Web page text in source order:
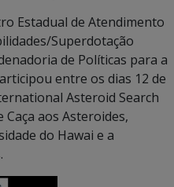
Estadual de Atendimento
Superdotação
de Políticas para a
entre os dias 12 de
Asteroid Search
Caça aos Asteroides,
do Hawai e a